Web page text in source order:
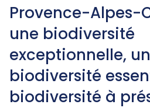
Provence-Alpes-
une biodiversité
exceptionnelle,
biodiversité
biodiversité à